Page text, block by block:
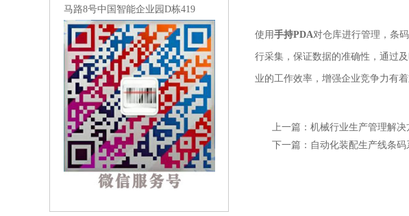
马路8号中国智能企业园D栋419
使用手持PDA对仓库进行管理，条
行采集，保证数据的准确性，通过
业的工作效率，增强企业竞争力有着
上一篇：机械行业生产管理解决
下一篇：自动化装配生产线条